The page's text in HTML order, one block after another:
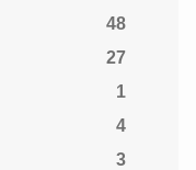
48
27
1
4
3